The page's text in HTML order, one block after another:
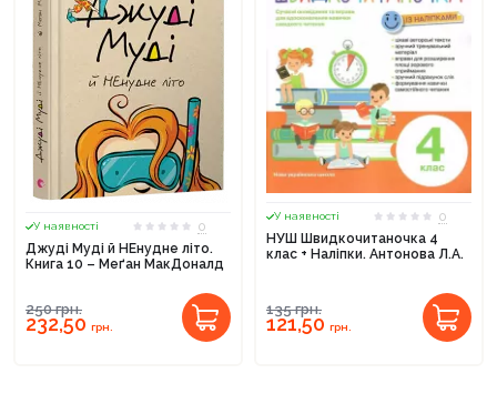
У наявності
0
Джуді Муді й НЕнудне літо.
Книга 10 – Меґан МакДоналд
250грн.
232,50 грн.
У наявності
0
НУШ Швидкочитаночка 4
клас + Наліпки. Антонова Л.А.
135грн.
121,50 грн.